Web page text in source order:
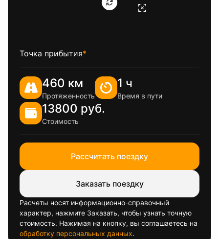
Точка прибытия*
460 км
Протяженность
1 ч
Время в пути
13800 руб.
Стоимость
Рассчитать поездку
Заказать поездку
Расчеты носят информационно-справочный
характер, нажмите Заказать, чтобы узнать точную
стоимость. Нажимая на кнопку, вы соглашаетесь на
обработку персональных данных.